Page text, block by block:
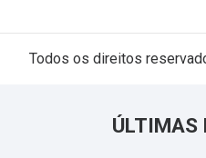
Todos os direitos
ÚLTIMAS